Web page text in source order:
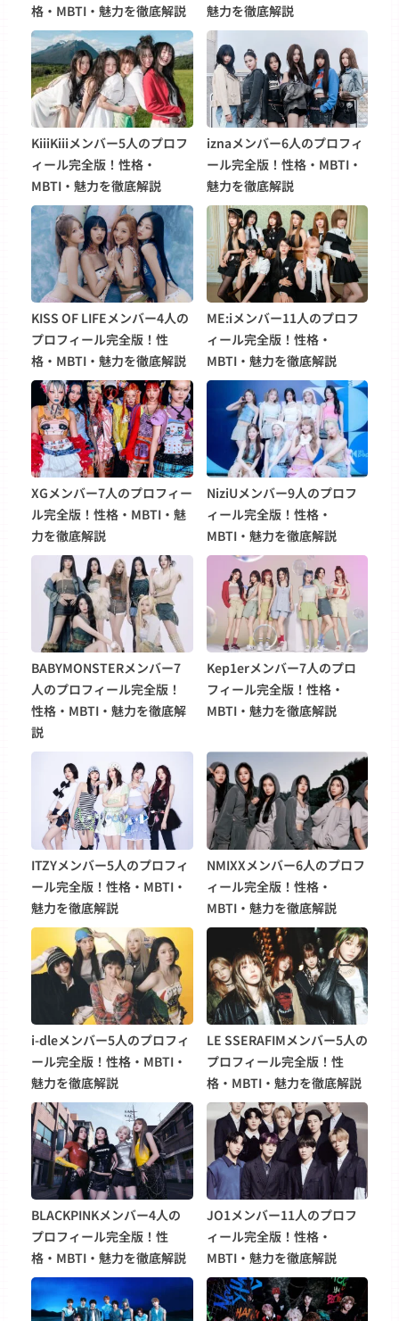
格・MBTI・魅力を徹底解説
魅力を徹底解説
KiiiKiiiメンバー5人のプロフ
ィール完全版！性格・
MBTI・魅力を徹底解説
iznaメンバー6人のプロフィ
ール完全版！性格・MBTI・
魅力を徹底解説
KISS OF LIFEメンバー4人の
プロフィール完全版！性
格・MBTI・魅力を徹底解説
ME:iメンバー11人のプロフ
ィール完全版！性格・
MBTI・魅力を徹底解説
XGメンバー7人のプロフィー
ル完全版！性格・MBTI・魅
力を徹底解説
NiziUメンバー9人のプロフ
ィール完全版！性格・
MBTI・魅力を徹底解説
BABYMONSTERメンバー7
人のプロフィール完全版！
性格・MBTI・魅力を徹底解
説
Kep1erメンバー7人のプロ
フィール完全版！性格・
MBTI・魅力を徹底解説
ITZYメンバー5人のプロフィ
ール完全版！性格・MBTI・
魅力を徹底解説
NMIXXメンバー6人のプロフ
ィール完全版！性格・
MBTI・魅力を徹底解説
i-dleメンバー5人のプロフィ
ール完全版！性格・MBTI・
魅力を徹底解説
LE SSERAFIMメンバー5人の
プロフィール完全版！性
格・MBTI・魅力を徹底解説
BLACKPINKメンバー4人の
プロフィール完全版！性
格・MBTI・魅力を徹底解説
JO1メンバー11人のプロフ
ィール完全版！性格・
MBTI・魅力を徹底解説